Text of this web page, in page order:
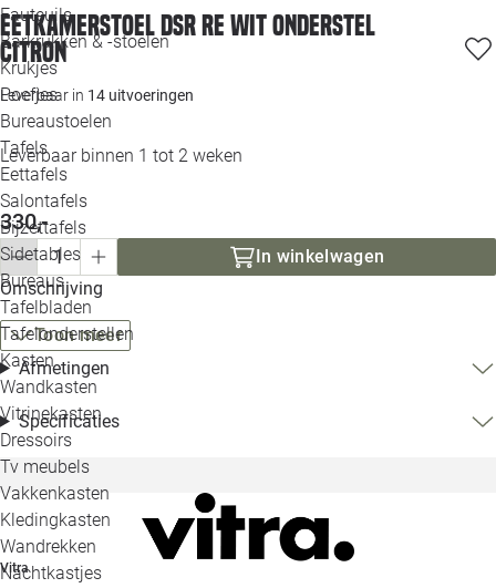
Fauteuils
Barkrukken & -stoelen
Krukjes
Poefjes
Bureaustoelen
Tafels
Eettafels
Salontafels
Bijzettafels
Sidetables
Bureaus
Tafelbladen
Tafelonderstellen
Kasten
Wandkasten
Vitrinekasten
Dressoirs
Tv meubels
Vakkenkasten
Kledingkasten
Wandrekken
Nachtkastjes
Eetkamerstoel DSR RE wit onderstel
citron
Leverbaar in 14 uitvoeringen
Leverbaar binnen 1 tot 2 weken
330,-
In winkelwagen
Omschrijving
Toon meer
Afmetingen
Specificaties
Vitra